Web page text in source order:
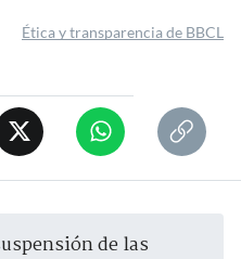
Ética y transparencia de BBCL